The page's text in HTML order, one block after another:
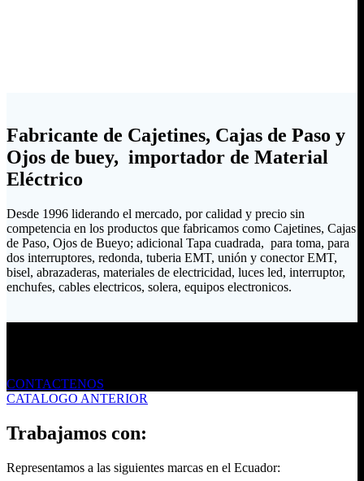
Fabricante de Cajetines, Cajas de Paso y
Ojos de buey, importador de Material
Eléctrico
Desde 1996 liderando el mercado, por calidad y precio sin
competencia en los productos que fabricamos como Cajetines, Cajas
de Paso, Ojos de Bueyo; adicional Tapa cuadrada, para toma, para
dos interruptores, redonda, tuberia EMT, unión y conector EMT,
bisel, abrazaderas, materiales de electricidad, luces led, interruptor,
enchufes, cables electricos, solera, equipos electronicos.
CONTACTENOS
CATALOGO ANTERIOR
Trabajamos con:
Representamos a las siguientes marcas en el Ecuador: